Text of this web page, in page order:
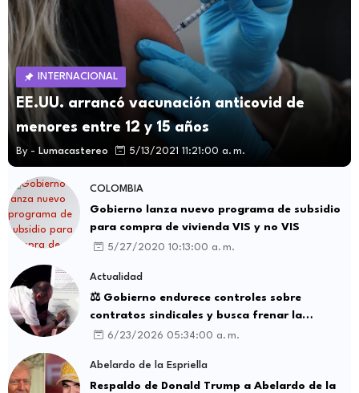
INTERNACIONAL
EE.UU. arrancó vacunación anticovid de
menores entre 12 y 15 años
By - Lumacastereo 5/13/2021 11:21:00 a. m.
COLOMBIA
Gobierno lanza nuevo programa de subsidio
para compra de vivienda VIS y no VIS
5/27/2020 10:13:00 a. m.
Actualidad
⚖️ Gobierno endurece controles sobre
contratos sindicales y busca frenar la
intermediación laboral ilegal
6/23/2026 05:34:00 a. m.
Abelardo de la Espriella
Respaldo de Donald Trump a Abelardo de la